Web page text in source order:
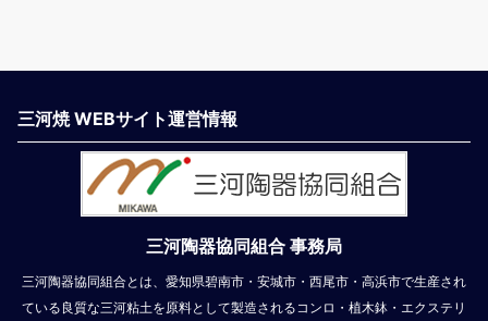
三河焼 WEBサイト運営情報
三河陶器協同組合 事務局
三河陶器協同組合とは、愛知県碧南市・安城市・西尾市・高浜市で生産され
ている良質な三河粘土を原料として製造されるコンロ・植木鉢・エクステリ